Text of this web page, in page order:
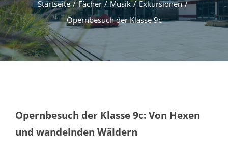
Startseite / Fächer / Musik / Exkursionen /
Opernbesuch der Klasse 9c
Opernbesuch der Klasse 9c: Von Hexen
und wandelnden Wäldern